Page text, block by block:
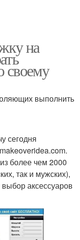
на
своему
выполнить
сегодня
более чем 2000
так и мужских),
аксессуаров